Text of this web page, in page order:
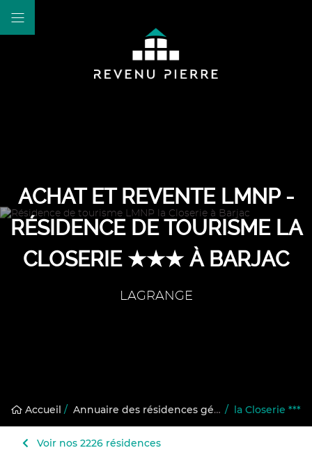
ACHAT ET REVENTE LMNP -
RÉSIDENCE DE TOURISME LA
CLOSERIE ★★★ À BARJAC
LAGRANGE
Accueil / Annuaire des résidences gérées / la Closerie ***
Voir nos 2226 résidences